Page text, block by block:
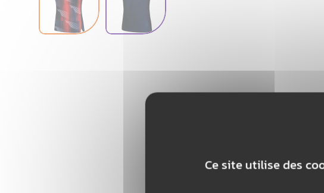
Ce site utilise des